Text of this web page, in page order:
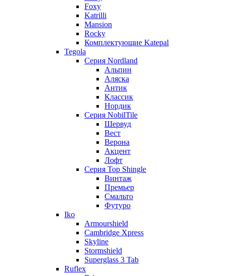
Foxy
Katrilli
Mansion
Rocky
Комплектующие Katepal
Tegola
Серия Nordland
Альпин
Аляска
Антик
Классик
Нордик
Серия NobilTile
Шервуд
Вест
Верона
Акцент
Лофт
Серия Top Shingle
Винтаж
Премьер
Смальто
Футуро
Iko
Armourshield
Cambridge Xpress
Skyline
Stormshield
Superglass 3 Tab
Ruflex